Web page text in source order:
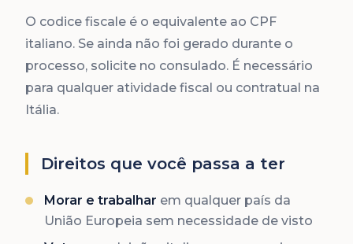
O codice fiscale é o equivalente ao CPF
italiano. Se ainda não foi gerado durante o
processo, solicite no consulado. É necessário
para qualquer atividade fiscal ou contratual na
Itália.
Direitos que você passa a ter
Morar e trabalhar em qualquer país da
União Europeia sem necessidade de visto